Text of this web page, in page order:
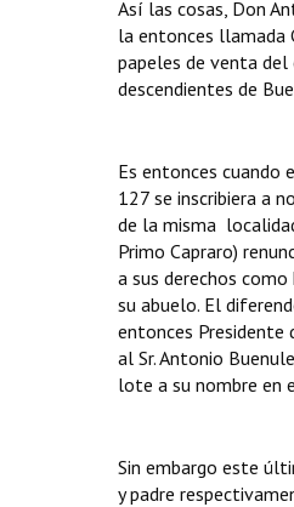
Así las cosas, Don
la entonces llamada
papeles de venta
descendientes de
Es entonces cuando
127 se inscribiera a
de la misma
Primo Capraro)
a sus derechos
su abuelo. El
entonces
al Sr. Antonio
lote a su nombre en
Sin embargo este
y padre